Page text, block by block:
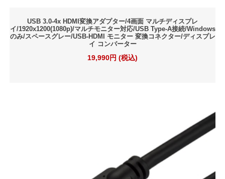
USB 3.0-4x HDMI変換アダプター/4画面 マルチディスプレ
イ/1920x1200(1080p)/マルチモニター対応/USB Type-A接続/Windows
のみ/スペースグレー/USB-HDMI モニター 変換コネクター/ディスプレ
イ コンバーター
19,990円 (税込)